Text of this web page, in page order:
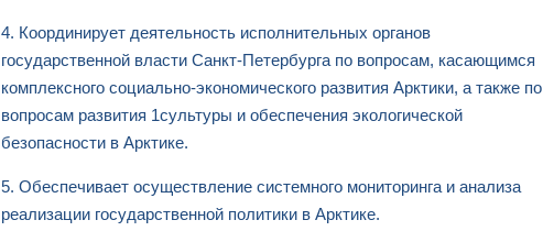
4. Координирует деятельность исполнительных органов
государственной власти Санкт-Петербурга по вопросам, касающимся
комплексного социально-экономического развития Арктики, а также по
вопросам развития 1сультуры и обеспечения экологической
безопасности в Арктике.
5. Обеспечивает осуществление системного мониторинга и анализа
реализации государственной политики в Арктике.